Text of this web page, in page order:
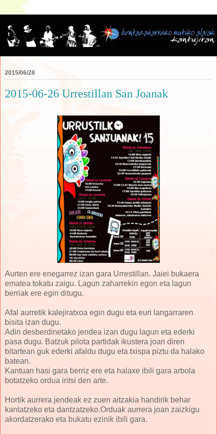
2015/06/28
2015-06-26 Urrestillan San Joanak
Aurten ere enegarrez izan gara Urrestillan. Jaiei bukaera
ematea tokatu zaigu. Lagun zaharrekin egon eta lagun
berriak ere egin ditugu.
Afal aurretik kalejiratxoa egin dugu eta euri langarraren
bisita izan dugu.
Adin desberdinetako jendea izan dugu lagun eta ederki
pasa dugu. Batzuk pilota partidak ikustera joan diren
bitartean guk ederki afaldu dugu eta txispa piztu da halako
batean.
Kantuan hasi gara berriz ere eta halaxe ibili gara arbola
botatzeko ordua iritsi den arte.
Hortik aurrera jendeak ez zuen aitzakia handirik behar
kantatzeko eta dantzatzeko.Orduak aurrera joan zaizkigu
akordatzerako eta bukatu ezinik ibili gara.